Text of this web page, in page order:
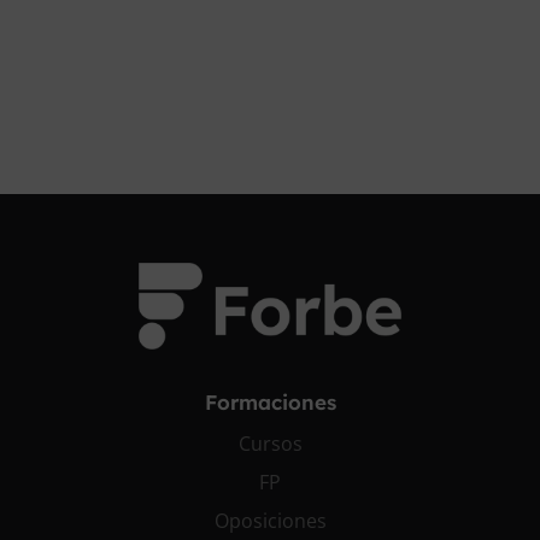
Formaciones
Cursos
FP
Oposiciones